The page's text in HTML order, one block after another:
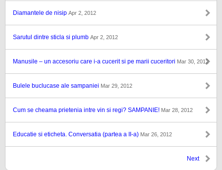
Diamantele de nisip Apr 2, 2012
Sarutul dintre sticla si plumb Apr 2, 2012
Manusile – un accesoriu care i-a cucerit si pe marii cuceritori Mar 30, 2012
Bulele buclucase ale sampaniei Mar 29, 2012
Cum se cheama prietenia intre vin si regi? SAMPANIE! Mar 28, 2012
Educatie si eticheta. Conversatia (partea a II-a) Mar 26, 2012
Next